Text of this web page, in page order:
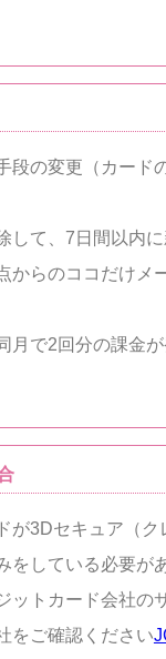
段の変更（カード
して、7日間以内
からのココだけメ
月で2回分の課金
が3Dセキュア（
をしている必要が
ットカード会社の
をご確認ください